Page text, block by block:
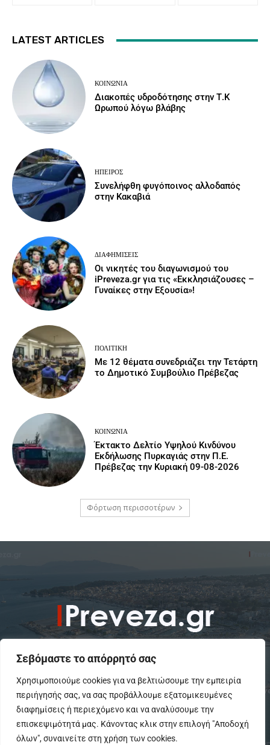
Σεβόμαστε το απόρρητό σας
Χρησιμοποιούμε cookies για να βελτιώσουμε την εμπειρία
περιήγησής σας, να σας προβάλλουμε εξατομικευμένες
διαφημίσεις ή περιεχόμενο και να αναλύσουμε την
επισκεψιμότητά μας. Κάνοντας κλικ στην επιλογή "Αποδοχή
όλων", συναινείτε στη χρήση των cookies.
LATEST ARTICLES
ΚΟΙΝΩΝΙΑ
Διακοπές υδροδότησης στην Τ.Κ
Ωρωπού λόγω βλάβης
ΉΠΕΙΡΟΣ
Συνελήφθη φυγόποινος αλλοδαπός
στην Κακαβιά
ΔΙΑΦΗΜΊΣΕΙΣ
Οι νικητές του διαγωνισμού του
iPreveza.gr για τις «Εκκλησιάζουσες –
Γυναίκες στην Εξουσία»!
ΠΟΛΙΤΙΚΉ
Με 12 θέματα συνεδριάζει την Τετάρτη
το Δημοτικό Συμβούλιο Πρέβεζας
ΚΟΙΝΩΝΙΑ
Έκτακτο Δελτίο Υψηλού Κινδύνου
Εκδήλωσης Πυρκαγιάς στην Π.Ε.
Πρέβεζας την Κυριακή 09-08-2026
Φόρτωση περισσοτέρων
To IPreveza.gr είναι μια σύγχρονη ενημερωτική ιστοσελίδα για την
Πρέβεζα, Πάργα, Φιλιππιάδα και την Ήπειρο σε θέματα Κοινωνικά,
Πολιτικά, Αθλητικά και Πολιτιστικά.